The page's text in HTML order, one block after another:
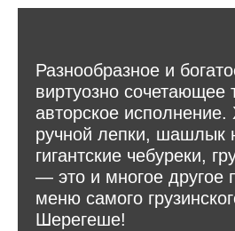
Разнообразное и
виртуозно сочетающее
авторское исполнение.
ручной лепки, шашлык
гигантские чебуреки,
— это и многое другое
меню самого
Шерегеше!